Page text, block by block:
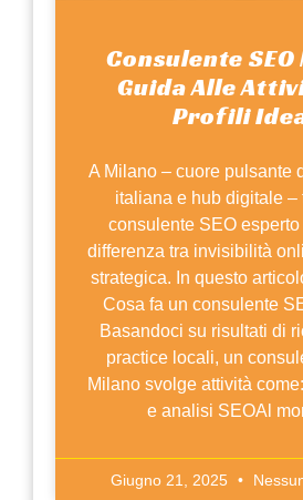
Consulente
Guida Alle
Profili
A Milano – cuore pulsante
italiana e hub digitale –
consulente SEO
differenza tra invisibilità
strategica. In questo
Cosa fa un consulente
Basandoci su risultati di
practice locali, un
Milano svolge attività
e analisi SEOAl
Giugno 21, 2025